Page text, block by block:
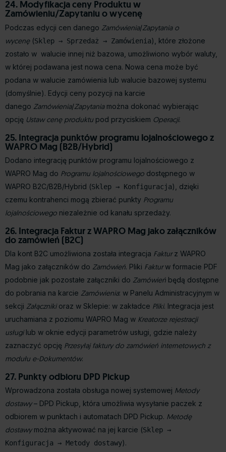
24. Modyfikacja ceny Produktu w
Zamówieniu/Zapytaniu o wycenę
Podczas edycji cen danego Zamówienia/Zapytania o
wycenę(Sklep → Sprzedaż → Zamówienia), które złożone
zostało w walucie innej niż bazowa, umożliwiono wybór waluty,
w której podawana jest nowa cena. Nowa cena może być
podana w walucie zamówienia lub walucie bazowej systemu
(domyślnie). Edycji ceny pozycji na karcie
danego Zamówienia/Zapytaniamożna dokonać wybierając
opcję Ustaw cenę produktu pod przyciskiem Operacji.
25. Integracja punktów programu lojalnościowego z
WAPRO Mag (B2B/Hybrid)
Dodano integrację punktów programu lojalnościowego z
WAPRO Mag do Programu lojalnościowego dostępnego w
WAPRO B2C/B2B/Hybrid (Sklep → Konfiguracja), dzięki
czemu kontrahenci mogą zbierać punkty Programu
lojalnościowego niezależnie od kanału sprzedaży.
26. Integracja Faktur z WAPRO Mag jako załączników
do zamówień (B2C)
Dla kont B2C umożliwiona została integracja Fakturz WAPRO
Mag jako załączników do Zamówień. Pliki Fakturw formacie PDF
podobnie jak pozostałe załączniki do Zamówień będą dostępne
do pobrania na karcie Zamówienia: w Panelu Administracyjnym w
sekcji Załącznikioraz w Sklepie: w zakładce Pliki. Integracja jest
uruchamiana z poziomu WAPRO Mag w Kreatorze rejestracji
usługilub w oknie edycji parametrów usługi, gdzie należy
zaznaczyć opcję Przesyłaj faktury do zamówień internetowych z
modułu e-Dokumentów.
27. Punkty odbioru DPD Pickup
Wprowadzona została obsługa nowej systemowej Metody
dostawy– DPD Pickup, która umożliwia wysyłanie paczek z
odbiorem w punktach i automatach DPD Pickup. Metodę
dostawymożna aktywować na jej karcie (Sklep →
Konfiguracja → Metody dostawy).